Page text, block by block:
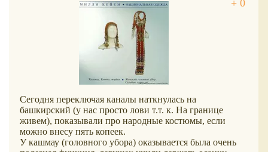
Сегодня переключая каналы наткнулась на
башкирский (у нас просто лови т.т. к. На границе
живем), показывали про народные костюмы, если
можно внесу пять копеек.
У кашмау (головного убора) оказывается была очень